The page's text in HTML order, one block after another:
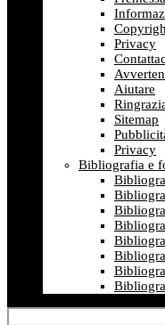
Privacy
Aiutare
Sitemap
Privacy
Bibliografia e